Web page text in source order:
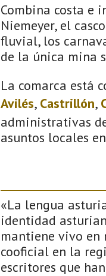
Combina costa e
Niemeyer, el
fluvial, los
de la única mina
La comarca está
Avilés, Castrillón,
administrativas
asuntos locales
«La lengua
identidad
mantiene vivo en
cooficial en la
escritores que